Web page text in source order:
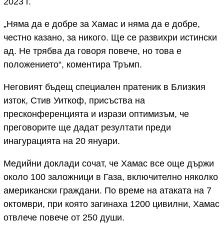
„Няма да е добре за Хамас и няма да е добре,
честно казано, за никого. Ще се развихри истински
ад. Не трябва да говоря повече, но това е
положението“, коментира Тръмп.
Неговият бъдещ специален пратеник в Близкия
изток, Стив Уиткоф, присъства на
пресконференцията и изрази оптимизъм, че
преговорите ще дадат резултати преди
инагурацията на 20 януари.
Медийни доклади сочат, че Хамас все още държи
около 100 заложници в Газа, включително няколко
американски граждани. По време на атаката на 7
октомври, при която загинаха 1200 цивилни, Хамас
отвлече повече от 250 души.